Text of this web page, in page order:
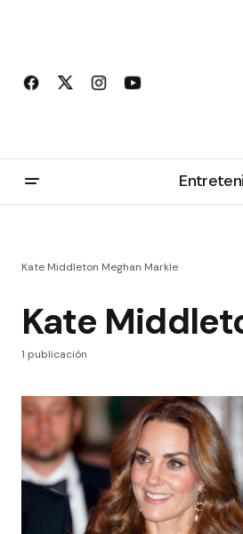
Kate Middleton Meghan Markle
Kate
1 publicación